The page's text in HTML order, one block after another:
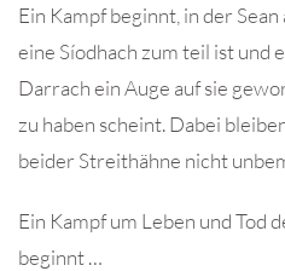
Ein Kampf beginnt, in der
eine Síodhach zum teil ist und
Darrach ein Auge auf sie
zu haben scheint. Dabei
beider Streithähne nicht
Ein Kampf um Leben und Tod
beginnt …